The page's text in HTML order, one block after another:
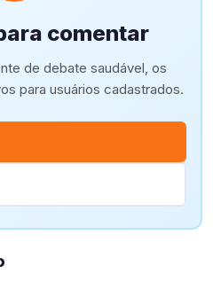
comentar
de debate saudável, os
para usuários cadastrados.